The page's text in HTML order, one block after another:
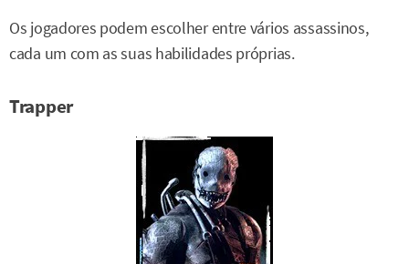
Os jogadores podem escolher entre vários assassinos,
cada um com as suas habilidades próprias.
Trapper